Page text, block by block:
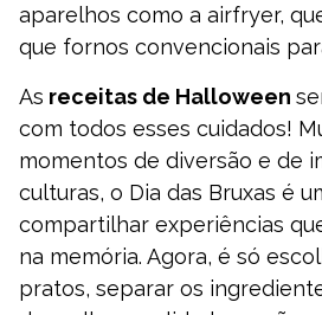
aparelhos como a airfryer,
que fornos convencionais
As receitas de Halloween
com todos esses cuidados!
momentos de diversão e de
culturas, o Dia das Bruxas é
compartilhar experiências
na memória. Agora, é só
pratos, separar os